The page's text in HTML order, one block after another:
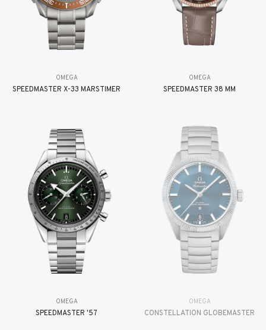
OMEGA
SPEEDMASTER X-33 MARSTIMER
OMEGA
SPEEDMASTER 38 MM
OMEGA
SPEEDMASTER '57
OMEGA
CONSTELLATION GLOBEMASTER